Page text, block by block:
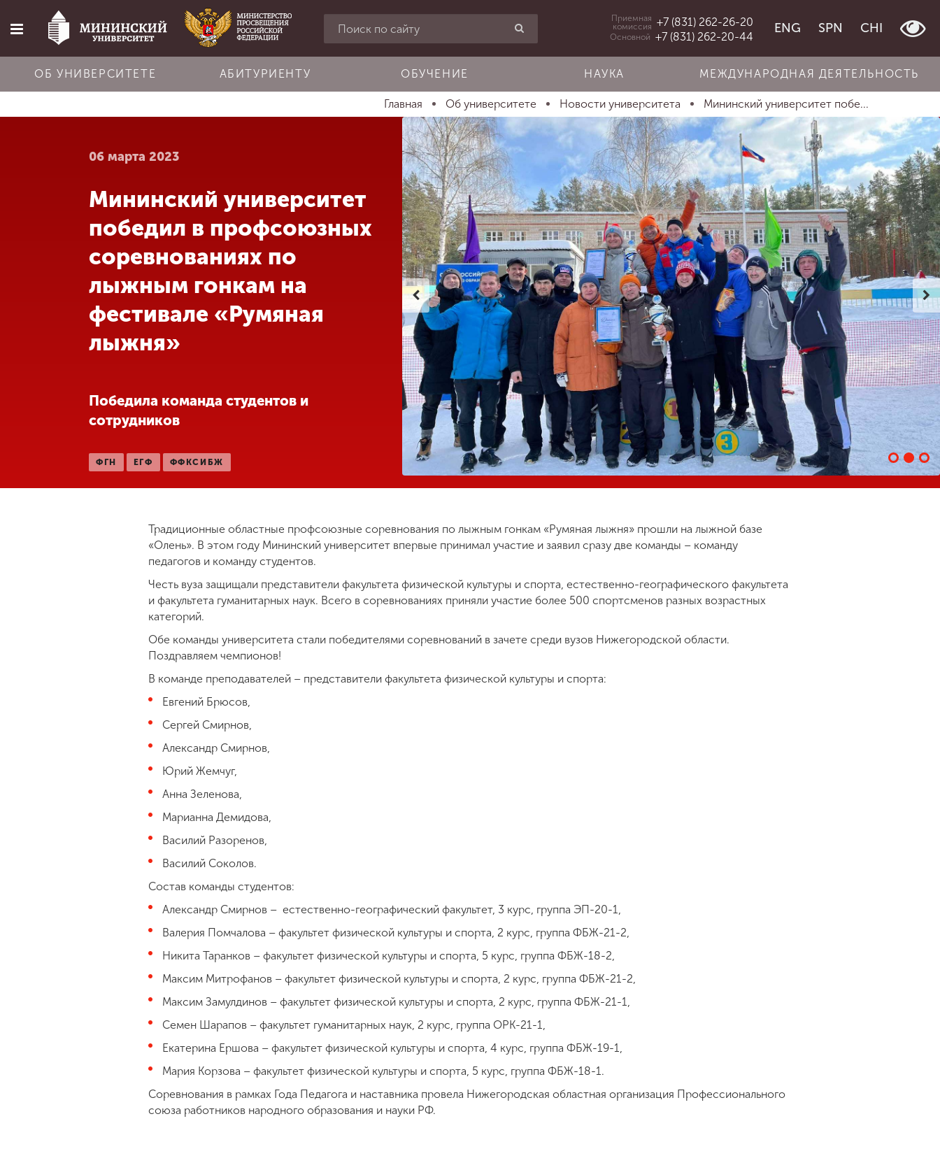
Главная
Об университете
Абитуриенту
Обучение
Международная
деятельность
Другие виды
Студенческая
Приемная
комиссия +7 (831) 262-26-20
Основной +7 (831) 262-20-44
ENG SPN CHI
ОБ УНИВЕРСИТЕТЕ АБИТУРИЕНТУ ОБУЧЕНИЕ НАУКА МЕЖДУНАРОДНАЯ ДЕЯТЕЛЬНОСТЬ
Главная Об университете Новости университета Мининский университет побе...
06 марта 2023
Мининский университет
победил в профсоюзных
соревнованиях по
лыжным гонкам на
фестивале «Румяная
лыжня»
Победила команда студентов и
сотрудников
ФГН ЕГФ ФФКСИБЖ
Традиционные областные профсоюзные соревнования по лыжным гонкам «Румяная лыжня» прошли на лыжной базе
«Олень». В этом году Мининский университет впервые принимал участие и заявил сразу две команды – команду
педагогов и команду студентов.
Честь вуза защищали представители факультета физической культуры и спорта, естественно-географического факультета
и факультета гуманитарных наук. Всего в соревнованиях приняли участие более 500 спортсменов разных возрастных
категорий.
Обе команды университета стали победителями соревнований в зачете среди вузов Нижегородской области.
Поздравляем чемпионов!
В команде преподавателей – представители факультета физической культуры и спорта:
Евгений Брюсов,
Сергей Смирнов,
Александр Смирнов,
Юрий Жемчуг,
Анна Зеленова,
Марианна Демидова,
Василий Разоренов,
Василий Соколов.
Состав команды студентов:
Александр Смирнов – естественно-географический факультет, 3 курс, группа ЭП-20-1,
Валерия Помчалова – факультет физической культуры и спорта, 2 курс, группа ФБЖ-21-2,
Никита Таранков – факультет физической культуры и спорта, 5 курс, группа ФБЖ-18-2,
Максим Митрофанов – факультет физической культуры и спорта, 2 курс, группа ФБЖ-21-2,
Максим Замулдинов – факультет физической культуры и спорта, 2 курс, группа ФБЖ-21-1,
Семен Шарапов – факультет гуманитарных наук, 2 курс, группа ОРК-21-1,
Екатерина Ершова – факультет физической культуры и спорта, 4 курс, группа ФБЖ-19-1,
Мария Корзова – факультет физической культуры и спорта, 5 курс, группа ФБЖ-18-1.
Соревнования в рамках Года Педагога и наставника провела Нижегородская областная организация Профессионального
союза работников народного образования и науки РФ.